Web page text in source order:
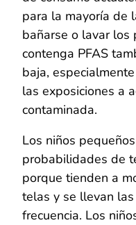
para la mayoría de
bañarse o lavar los
contenga PFAS
baja,
las exposiciones a
contaminada.
Los niños
probabilidades de
porque tienden a
telas y se llevan
frecuencia. Los